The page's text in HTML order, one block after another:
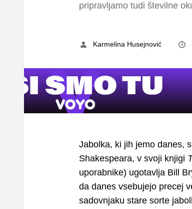
pripravljamo tudi številne
Karmelina Husejnović
Jabolka, ki jih jemo danes,
Shakespeara, v svoji knjigi
uporabnike) ugotavlja Bill
da danes vsebujejo precej
sadovnjaku stare sorte